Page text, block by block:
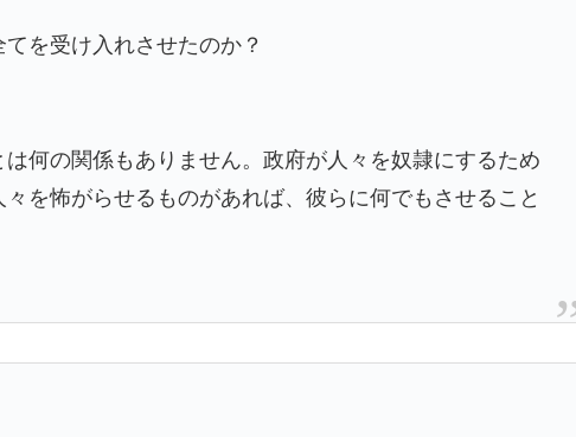
を受け入れさせたのか？
何の関係もありません。政府が人々を奴隷にするため
を怖がらせるものがあれば、彼らに何でもさせること